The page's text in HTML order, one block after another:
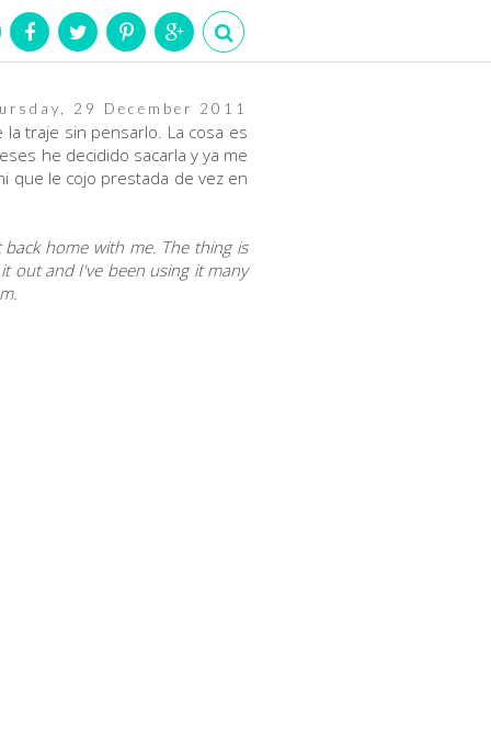
29 December 2011
traje sin pensarlo. La cosa es
he decidido sacarla y ya me
que le cojo prestada de vez en
home with me. The thing is
out and I've been using it many